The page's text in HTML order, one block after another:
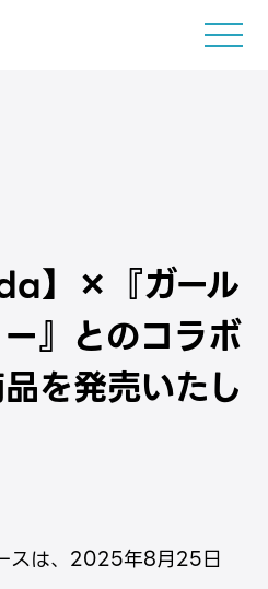
】×『ガール
』とのコラボ
を発売いたし
スは、2025年8月25日